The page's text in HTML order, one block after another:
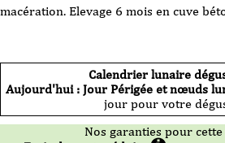
macération. Elevage 6 mois en cuve
Calendrier lunaire
Aujourd'hui : Jour Périgée et nœuds
jour pour votre
Nos garanties pour